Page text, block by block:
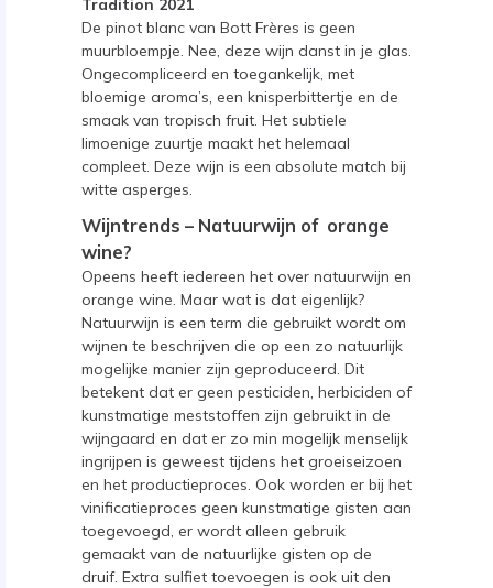
De pinot blanc van Bott Frères is geen
muurbloempje. Nee, deze wijn danst in je glas.
Ongecompliceerd en toegankelijk, met
bloemige aroma’s, een knisperbittertje en de
smaak van tropisch fruit. Het subtiele
limoenige zuurtje maakt het helemaal
compleet. Deze wijn is een absolute match bij
witte asperges.
Wijntrends – Natuurwijn of orange
wine?
Opeens heeft iedereen het over natuurwijn en
orange wine. Maar wat is dat eigenlijk?
Natuurwijn is een term die gebruikt wordt om
wijnen te beschrijven die op een zo natuurlijk
mogelijke manier zijn geproduceerd. Dit
betekent dat er geen pesticiden, herbiciden of
kunstmatige meststoffen zijn gebruikt in de
wijngaard en dat er zo min mogelijk menselijk
ingrijpen is geweest tijdens het groeiseizoen
en het productieproces. Ook worden er bij het
vinificatieproces geen kunstmatige gisten aan
toegevoegd, er wordt alleen gebruik
gemaakt van de natuurlijke gisten op de
druif. Extra sulfiet toevoegen is ook uit den